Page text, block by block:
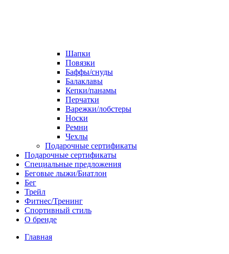
Шапки
Повязки
Баффы/снуды
Балаклавы
Кепки/панамы
Перчатки
Варежки/лобстеры
Носки
Ремни
Чехлы
Подарочные сертификаты
Подарочные сертификаты
Специальные предложения
Беговые лыжи/Биатлон
Бег
Трейл
Фитнес/Тренинг
Спортивный стиль
О бренде
Главная